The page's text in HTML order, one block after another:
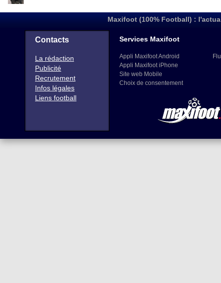
Maxifoot (100% Football) :
Contacts
La rédaction
Publicité
Recrutement
Infos légales
Liens football
Services Maxifoot
Appli Maxifoot Android
Appli Maxifoot iPhone
Site web Mobile
Choix de consentement